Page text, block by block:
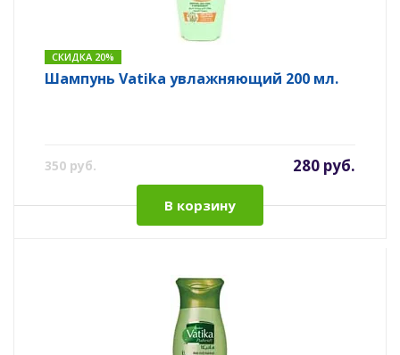
СКИДКА 20%
Шампунь Vatika увлажняющий 200 мл.
350 руб. 280 руб.
В корзину